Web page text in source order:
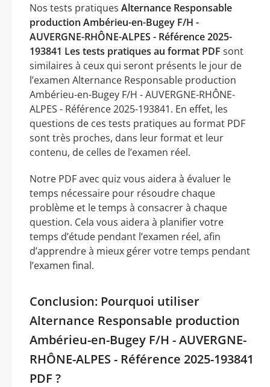
Nos tests pratiques Alternance Responsable
production Ambérieu-en-Bugey F/H -
AUVERGNE-RHÔNE-ALPES - Référence 2025-
193841 Les tests pratiques au format PDF sont
similaires à ceux qui seront présents le jour de
l’examen Alternance Responsable production
Ambérieu-en-Bugey F/H - AUVERGNE-RHÔNE-
ALPES - Référence 2025-193841. En effet, les
questions de ces tests pratiques au format PDF
sont très proches, dans leur format et leur
contenu, de celles de l’examen réel.
Notre PDF avec quiz vous aidera à évaluer le
temps nécessaire pour résoudre chaque
problème et le temps à consacrer à chaque
question. Cela vous aidera à planifier votre
temps d’étude pendant l’examen réel, afin
d’apprendre à mieux gérer votre temps pendant
l’examen final.
Conclusion: Pourquoi utiliser
Alternance Responsable production
Ambérieu-en-Bugey F/H - AUVERGNE-
RHÔNE-ALPES - Référence 2025-193841
PDF ?